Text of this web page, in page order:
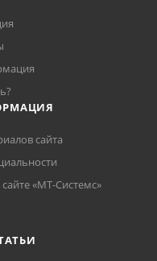
сайта
«МТ-Системс»